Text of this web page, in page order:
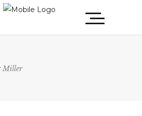
Miller